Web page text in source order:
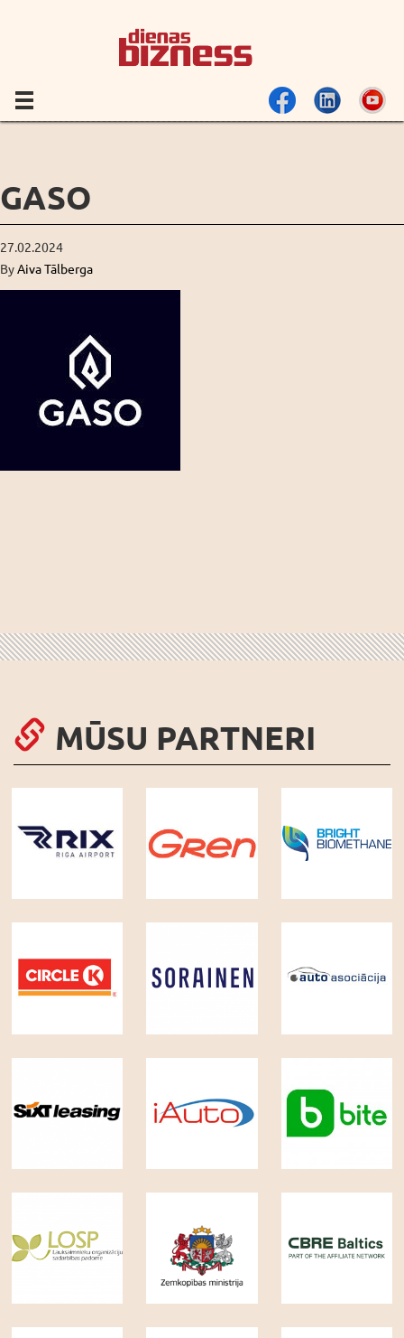
GASO
27.02.2024
ByAiva Tālberga
MŪSU PARTNERI